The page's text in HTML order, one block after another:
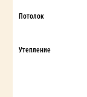
Потолок
Утепление